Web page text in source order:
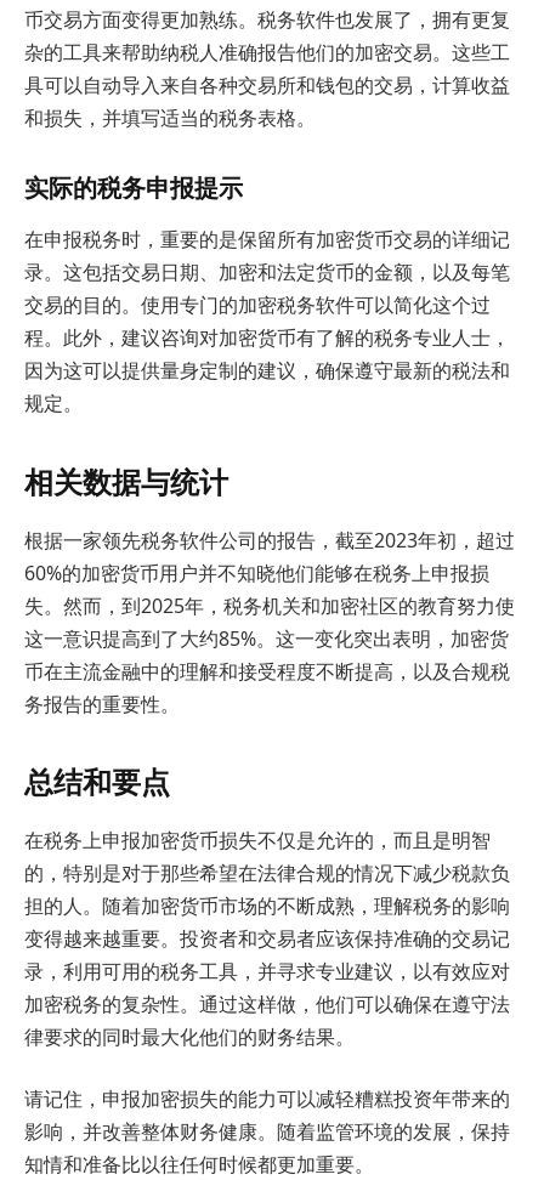
币交易方面变得更加熟练。税务软件也发展了，拥有更复
杂的工具来帮助纳税人准确报告他们的加密交易。这些工
具可以自动导入来自各种交易所和钱包的交易，计算收益
和损失，并填写适当的税务表格。
实际的税务申报提示
在申报税务时，重要的是保留所有加密货币交易的详细记
录。这包括交易日期、加密和法定货币的金额，以及每笔
交易的目的。使用专门的加密税务软件可以简化这个过
程。此外，建议咨询对加密货币有了解的税务专业人士，
因为这可以提供量身定制的建议，确保遵守最新的税法和
规定。
相关数据与统计
根据一家领先税务软件公司的报告，截至2023年初，超过
60%的加密货币用户并不知晓他们能够在税务上申报损
失。然而，到2025年，税务机关和加密社区的教育努力使
这一意识提高到了大约85%。这一变化突出表明，加密货
币在主流金融中的理解和接受程度不断提高，以及合规税
务报告的重要性。
总结和要点
在税务上申报加密货币损失不仅是允许的，而且是明智
的，特别是对于那些希望在法律合规的情况下减少税款负
担的人。随着加密货币市场的不断成熟，理解税务的影响
变得越来越重要。投资者和交易者应该保持准确的交易记
录，利用可用的税务工具，并寻求专业建议，以有效应对
加密税务的复杂性。通过这样做，他们可以确保在遵守法
律要求的同时最大化他们的财务结果。
请记住，申报加密损失的能力可以减轻糟糕投资年带来的
影响，并改善整体财务健康。随着监管环境的发展，保持
知情和准备比以往任何时候都更加重要。